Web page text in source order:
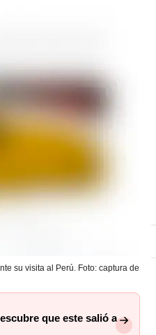
su visita al Perú. Foto: captura de
que este salió a